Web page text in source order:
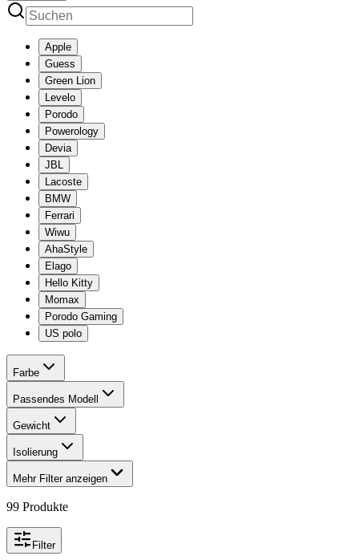
Apple
Guess
Green Lion
Levelo
Porodo
Powerology
Devia
JBL
Lacoste
BMW
Ferrari
Wiwu
AhaStyle
Elago
Hello Kitty
Momax
Porodo Gaming
US polo
Farbe
Passendes Modell
Gewicht
Isolierung
Mehr Filter anzeigen
99 Produkte
Filter